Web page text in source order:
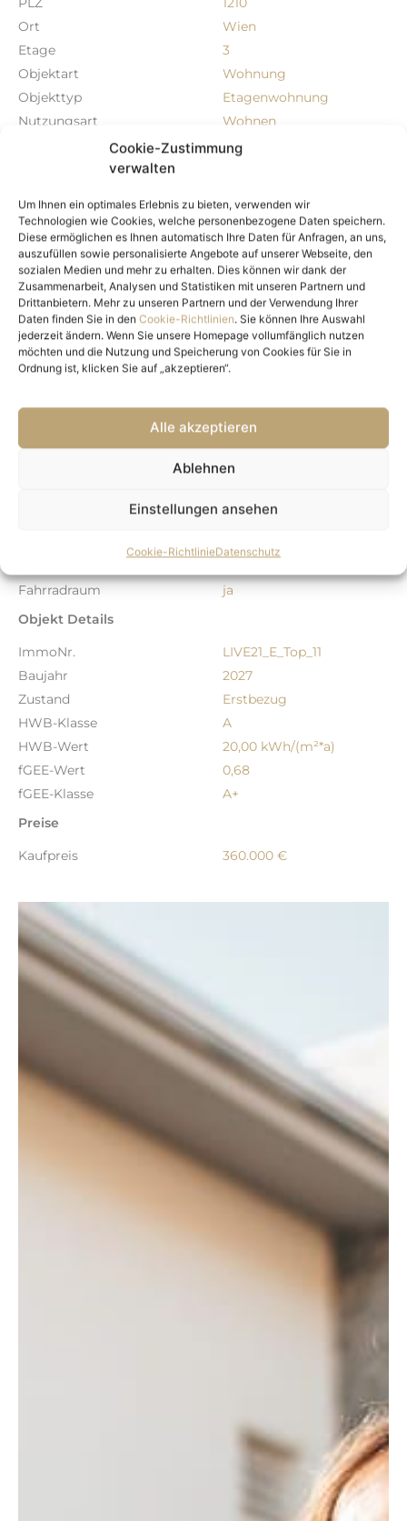
Cookie-Zustimmung
verwalten
Um Ihnen ein optimales Erlebnis zu bieten, verwenden wir
Technologien wie Cookies, welche personenbezogene Daten speichern.
Diese ermöglichen es Ihnen automatisch Ihre Daten für Anfragen, an uns,
auszufüllen sowie personalisierte Angebote auf unserer Webseite, den
sozialen Medien und mehr zu erhalten. Dies können wir dank der
Zusammenarbeit, Analysen und Statistiken mit unseren Partnern und
Drittanbietern. Mehr zu unseren Partnern und der Verwendung Ihrer
Daten finden Sie in den Cookie-Richtlinien. Sie können Ihre Auswahl
jederzeit ändern. Wenn Sie unsere Homepage vollumfänglich nutzen
möchten und die Nutzung und Speicherung von Cookies für Sie in
Ordnung ist, klicken Sie auf „akzeptieren“.
Alle akzeptieren
Ablehnen
Einstellungen ansehen
Cookie-RichtlinieDatenschutz
Marchfeldkanal – welcher mit seinen breiten Wegen, am
Hof führt. Das Erholungsgebiet Donauinsel & alte Donau
mit unzähligen Freizeitaktivitäten sowie
unterschiedlichster Gastronomie ist in rund 15 min
erreichbar. Eine Lage für Menschen mit Anspruch an die
GEHREICHWEITE - 15MIN UMKREIS:
Straßenbahnlinie 31. Diese fährt über den Verkehrsknoten
Floridsdorf (S-Bahn und U6) weiter bis ins Stadtzentrum
zur U2-Station Schottenring. In unmittelbarer Umgebung
liegen zahlreiche Nahversorger wie Billa, Lidl, Hofer,
Eurospar und Penny. Die idyllische Amtsstraße mit
traditionellen Heurigen und Restaurants ist in rund fünf
Minuten zu Fuß erreichbar. Das Einkaufszentrum
Trillerpark mit vielfältigem Einzelhandel liegt etwa acht
Gehminuten entfernt. In rund 15 Minuten erreicht man die
moderne Klinik Floridsdorf, die S-Bahn-Station Brünner
befinden sich außerdem Schulen, Kindergärten,
Spielplätze, Hausärzte, Apotheken, Banken und weitere
Einrichtungen für den täglichen Bedarf.
Ort
Wien
Etage
3
Objektart
Wohnung
Objekttyp
Etagenwohnung
Nutzungsart
Wohnen
Vermarktungsart
Kaufen
Objektflächen
Wohnfläche
57,87 m²
Freifläche
4,46 m²
Kellerfläche
5,09 m²
Anzahl Zimmer
2
Anzahl Schlafzimmer
1
Anzahl Badezimmer
1
Anzahl sep. WC
1
Balkone
1
Warmwasser-
Elektroheizung
Fahrradraum
ja
Objekt Details
ImmoNr.
LIVE21_E_Top_11
Baujahr
2027
Zustand
Erstbezug
HWB-Klasse
A
HWB-Wert
20,00 kWh/(m²*a)
fGEE-Wert
0,68
fGEE-Klasse
A+
Preise
Kaufpreis
360.000 €